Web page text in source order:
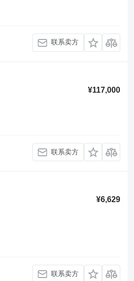
联系卖方
¥117,000
联系卖方
¥6,629
联系卖方